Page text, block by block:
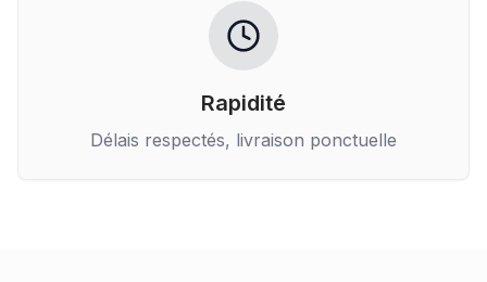
Rapidité
Délais respectés, livraison ponctuelle